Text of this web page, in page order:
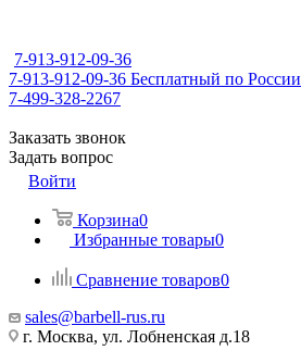
7-913-912-09-36
7-913-912-09-36 Бесплатный по России
7-499-328-2267
Заказать звонок
Задать вопрос
Войти
Корзина0
Избранные товары0
Сравнение товаров0
sales@barbell-rus.ru
г. Москва, ул. Лобненская д.18